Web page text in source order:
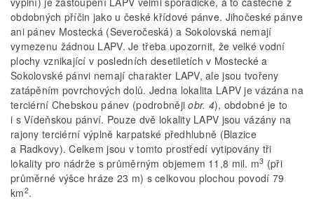
obdobných příčin jako u české křídové pánve. Jihočeské pánve
ani pánev Mostecká (Severočeská) a Sokolovská nemají
vymezenu žádnou LAPV. Je třeba upozornit, že velké vodní
plochy vznikající v posledních desetiletích v Mostecké a
Sokolovské pánvi nemají charakter LAPV, ale jsou tvořeny
zatápěním povrchových dolů. Jedna lokalita LAPV je vázána na
terciérní Chebskou pánev (podrobnějiobr. 4), obdobné je to
i s Vídeňskou pánví. Pouze dvě lokality LAPV jsou vázány na
rajony terciérní výplně karpatské předhlubně (Blazice
a Radkovy). Celkem jsou v tomto prostředí vytipovány tři
lokality pro nádrže s průměrným objemem 11,8 mil. m3 (při
průměrné výšce hráze 23 m) s celkovou plochou povodí 79
km2.